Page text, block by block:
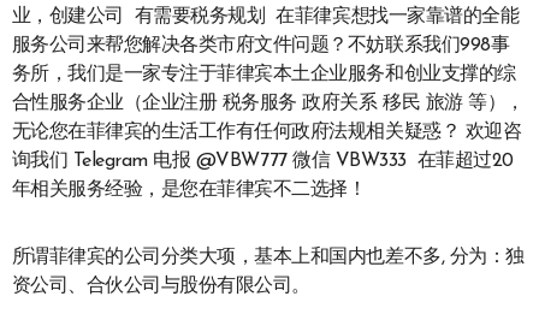
业，创建公司 有需要税务规划 在菲律宾想找一家靠谱的全能
服务公司来帮您解决各类市府文件问题？不妨联系我们998事
务所，我们是一家专注于菲律宾本土企业服务和创业支撑的综
合性服务企业（企业注册 税务服务 政府关系 移民 旅游 等），
无论您在菲律宾的生活工作有任何政府法规相关疑惑？ 欢迎咨
询我们 Telegram 电报 @VBW777 微信 VBW333 在菲超过20
年相关服务经验，是您在菲律宾不二选择！
所谓菲律宾的公司分类大项，基本上和国内也差不多, 分为：独
资公司、合伙公司与股份有限公司。